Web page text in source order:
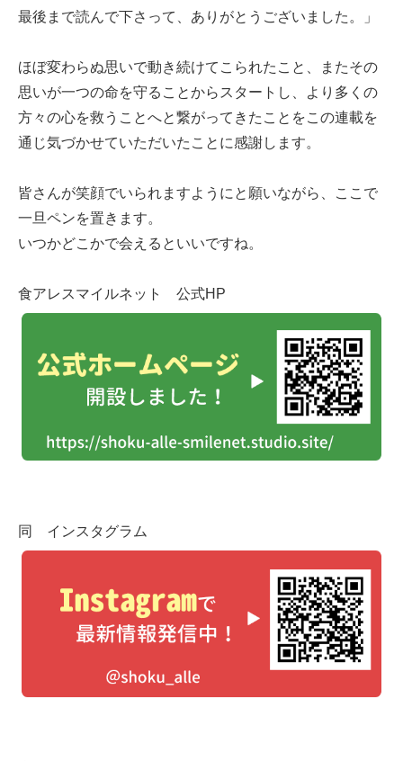
最後まで読んで下さって、ありがとうございました。」
ほぼ変わらぬ思いで動き続けてこられたこと、またその
思いが一つの命を守ることからスタートし、より多くの
方々の心を救うことへと繋がってきたことをこの連載を
通じ気づかせていただいたことに感謝します。
皆さんが笑顔でいられますようにと願いながら、ここで
一旦ペンを置きます。
いつかどこかで会えるといいですね。
食アレスマイルネット 公式HP
同 インスタグラム